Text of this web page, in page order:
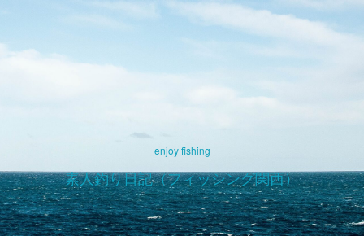
enjoy fishing
素人釣り日記（フィッシング関西）